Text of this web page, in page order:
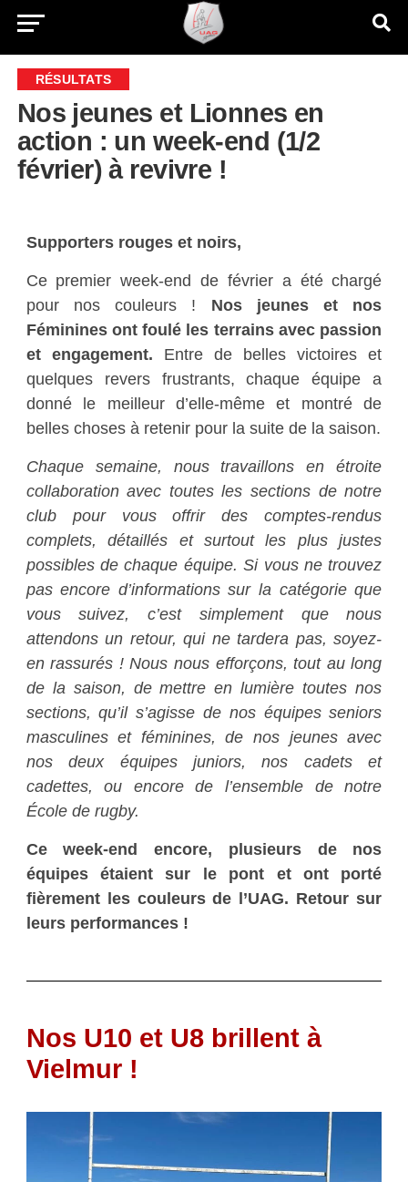
RÉSULTATS
Nos jeunes et Lionnes en
action : un week-end (1/2
février) à revivre !
Supporters rouges et noirs,
Ce premier week-end de février a été chargé
pour nos couleurs ! Nos jeunes et nos
Féminines ont foulé les terrains avec passion
et engagement. Entre de belles victoires et
quelques revers frustrants, chaque équipe a
donné le meilleur d’elle-même et montré de
belles choses à retenir pour la suite de la saison.
Chaque semaine, nous travaillons en étroite
collaboration avec toutes les sections de notre
club pour vous offrir des comptes-rendus
complets, détaillés et surtout les plus justes
possibles de chaque équipe. Si vous ne trouvez
pas encore d’informations sur la catégorie que
vous suivez, c’est simplement que nous
attendons un retour, qui ne tardera pas, soyez-
en rassurés ! Nous nous efforçons, tout au long
de la saison, de mettre en lumière toutes nos
sections, qu’il s’agisse de nos équipes seniors
masculines et féminines, de nos jeunes avec
nos deux équipes juniors, nos cadets et
cadettes, ou encore de l’ensemble de notre
École de rugby.
Ce week-end encore, plusieurs de nos
équipes étaient sur le pont et ont porté
fièrement les couleurs de l’UAG. Retour sur
leurs performances !
Nos U10 et U8 brillent à
Vielmur !